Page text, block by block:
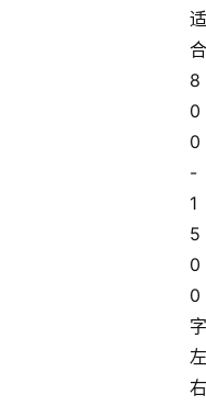
适
合
8
0
0
-
1
5
0
0
字
左
右